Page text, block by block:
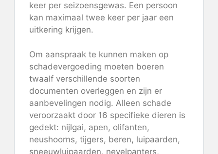
keer per seizoensgewas. Een persoon
kan maximaal twee keer per jaar een
uitkering krijgen.
Om aanspraak te kunnen maken op
schadevergoeding moeten boeren
twaalf verschillende soorten
documenten overleggen en zijn er
aanbevelingen nodig. Alleen schade
veroorzaakt door 16 specifieke dieren is
gedekt: nijlgai, apen, olifanten,
neushoorns, tijgers, beren, luipaarden,
sneeuwluipaarden, nevelpanters,